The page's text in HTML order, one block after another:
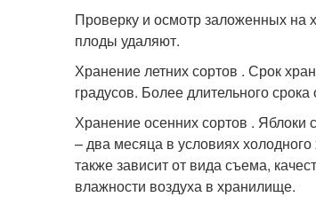
Проверку и осмотр заложенных
плоды удаляют.
Хранение летних сортов . Срок
градусов. Более длительного
Хранение осенних сортов . Яблоки
– два месяца в условиях
также зависит от вида съема,
влажности воздуха в хранилище.